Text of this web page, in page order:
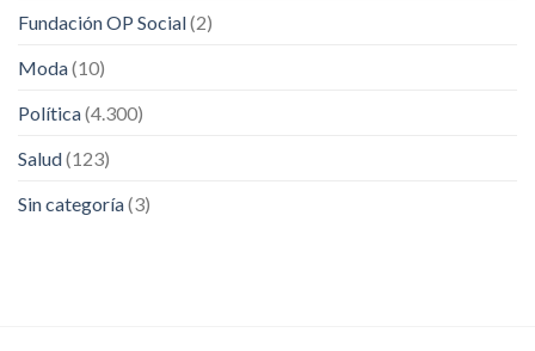
Fundación OP Social(2)
Moda(10)
Política(4.300)
Salud(123)
Sin categoría(3)